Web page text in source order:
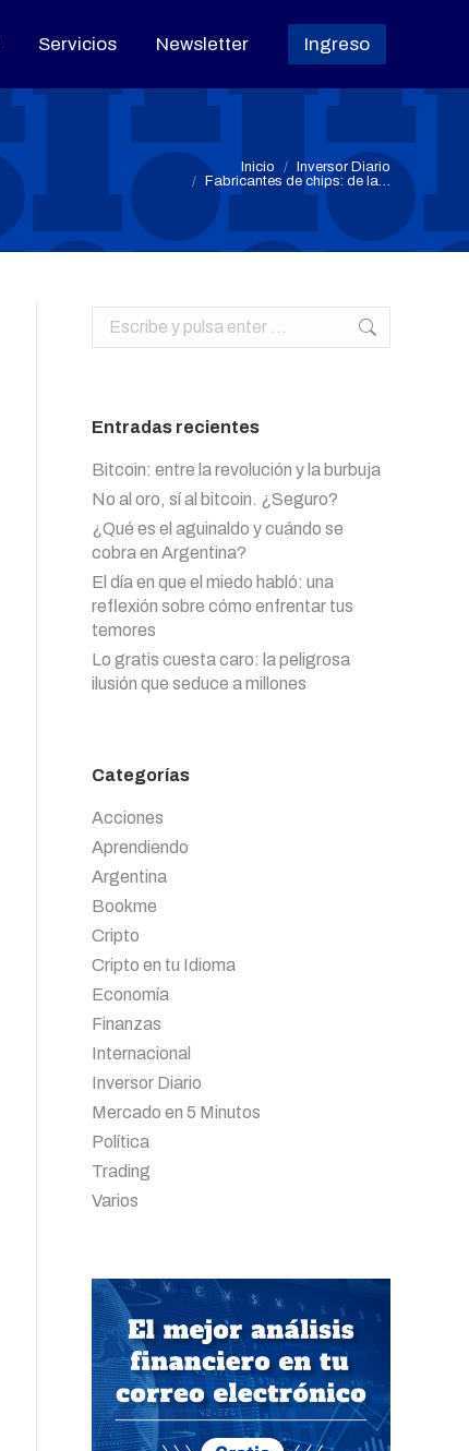
Servicios Newsletter Ingreso
Estás aquí: Inicio
Inversor Diario
Fabricantes de chips: de la…
Buscar:
Entradas recientes
Bitcoin: entre la revolución y la burbuja
No al oro, sí al bitcoin. ¿Seguro?
¿Qué es el aguinaldo y cuándo se
cobra en Argentina?
El día en que el miedo habló: una
reflexión sobre cómo enfrentar tus
temores
Lo gratis cuesta caro: la peligrosa
ilusión que seduce a millones
Categorías
Acciones
Aprendiendo
Argentina
Bookme
Cripto
Cripto en tu Idioma
Economía
Finanzas
Internacional
Inversor Diario
Mercado en 5 Minutos
Política
Trading
Varios
Servicios Newsletter Ingreso